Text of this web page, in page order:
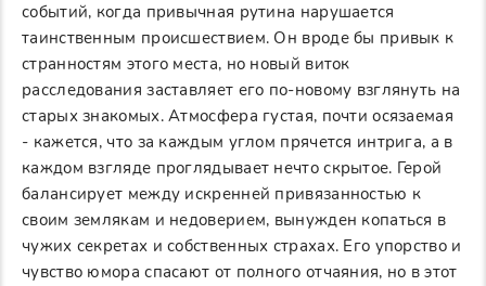
событий, когда привычная рутина нарушается
таинственным происшествием. Он вроде бы привык к
странностям этого места, но новый виток
расследования заставляет его по-новому взглянуть на
старых знакомых. Атмосфера густая, почти осязаемая
- кажется, что за каждым углом прячется интрига, а в
каждом взгляде проглядывает нечто скрытое. Герой
балансирует между искренней привязанностью к
своим землякам и недоверием, вынужден копаться в
чужих секретах и собственных страхах. Его упорство и
чувство юмора спасают от полного отчаяния, но в этот